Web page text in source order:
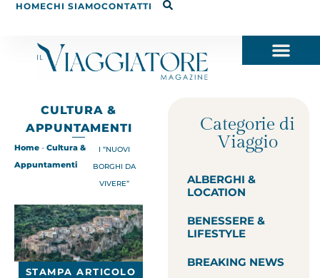
HOMECHI SIAMOCONTATTI
CULTURA &
APPUNTAMENTI
Home - Cultura &
Appuntamenti
I “NUOVI
BORGHI DA
VIVERE”
STAMPA ARTICOLO
Categorie di
Viaggio
ALBERGHI &
LOCATION
BENESSERE &
LIFESTYLE
BREAKING NEWS